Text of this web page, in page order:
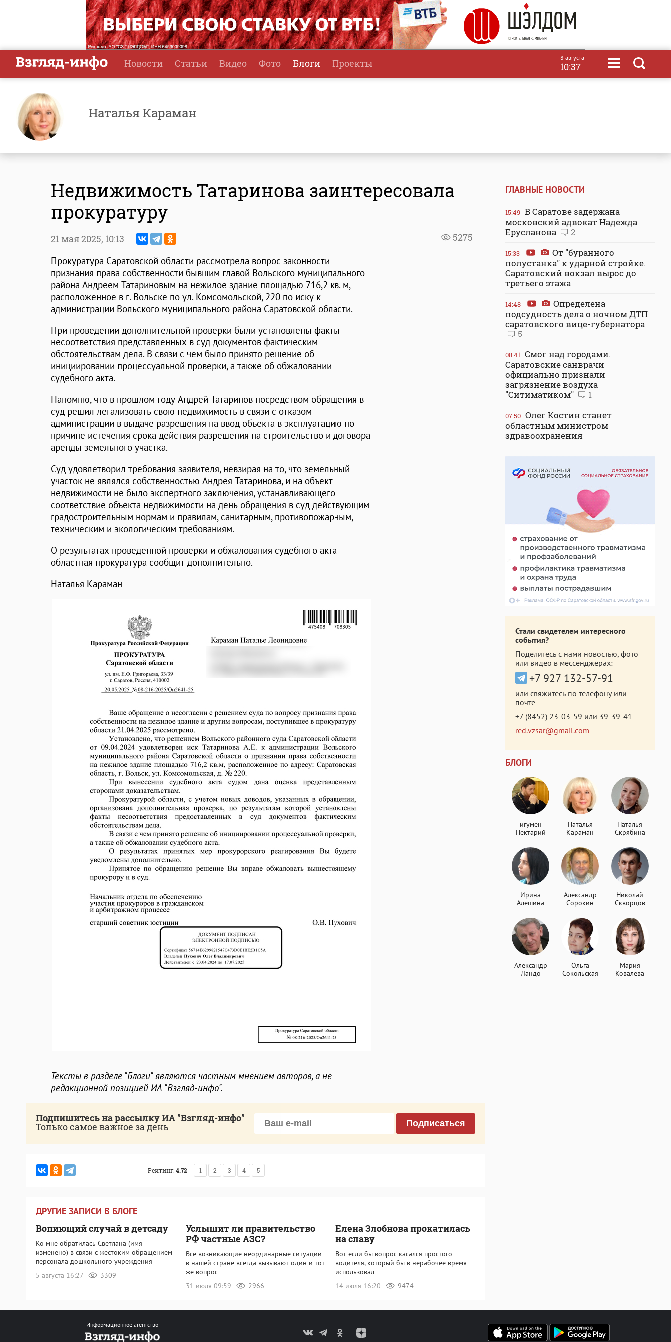
Новости Статьи Видео Фото Блоги Проекты 8 августа
10:37
Наталья Караман
Недвижимость Татаринова заинтересовала
прокуратуру
5275
21 мая 2025, 10:13
Прокуратура Саратовской области рассмотрела вопрос законности
признания права собственности бывшим главой Вольского муниципального
района Андреем Татариновым на нежилое здание площадью 716,2 кв. м,
расположенное в г. Вольске по ул. Комсомольской, 220 по иску к
администрации Вольского муниципального района Саратовской области.
При проведении дополнительной проверки были установлены факты
несоответствия представленных в суд документов фактическим
обстоятельствам дела. В связи с чем было принято решение об
инициировании процессуальной проверки, а также об обжаловании
судебного акта.
Напомню, что в прошлом году Андрей Татаринов посредством обращения в
суд решил легализовать свою недвижимость в связи с отказом
администрации в выдаче разрешения на ввод объекта в эксплуатацию по
причине истечения срока действия разрешения на строительство и договора
аренды земельного участка.
Суд удовлетворил требования заявителя, невзирая на то, что земельный
участок не являлся собственностью Андрея Татаринова, и на объект
недвижимости не было экспертного заключения, устанавливающего
соответствие объекта недвижимости на день обращения в суд действующим
градостроительным нормам и правилам, санитарным, противопожарным,
техническим и экологическим требованиям.
О результатах проведенной проверки и обжалования судебного акта
областная прокуратура сообщит дополнительно.
Наталья Караман
Тексты в разделе "Блоги" являются частным мнением авторов, а не
редакционной позицией ИА "Взгляд-инфо".
Подпишитесь на рассылку ИА "Взгляд-инфо"
Только самое важное за день Подписаться
Рейтинг:4.72 1 2 3 4 5
ДРУГИЕ ЗАПИСИ В БЛОГЕ
Вопиющий случай в детсаду
Ко мне обратилась Светлана (имя
изменено) в связи с жестоким обращением
персонала дошкольного учреждения
5 августа 16:27
3309
Услышит ли правительство
РФ частные АЗС?
Все возникающие неординарные ситуации
в нашей стране всегда вызывают один и тот
же вопрос
31 июля 09:59
2966
Елена Злобнова прокатилась
на славу
Вот если бы вопрос касался простого
водителя, который бы в нерабочее время
использовал
14 июля 16:20
9474
ГЛАВНЫЕ НОВОСТИ
15:49 В Саратове задержана
московский адвокат Надежда
Ерусланова
2
15:33
От "буранного
полустанка" к ударной стройке.
Саратовский вокзал вырос до
третьего этажа
14:48
Определена
подсудность дела о ночном ДТП
саратовского вице-губернатора
5
08:41 Смог над городами.
Саратовские санврачи
официально признали
загрязнение воздуха
"Ситиматиком"
1
07:50 Олег Костин станет
областным министром
здравоохранения
Стали свидетелем интересного
события?
Поделитесь с нами новостью, фото
или видео в мессенджерах:
+7 927 132-57-91
или свяжитесь по телефону или
почте
+7 (8452) 23-03-59 или 39-39-41
red.vzsar@gmail.com
БЛОГИ
игумен
Нектарий
Наталья
Караман
Наталья
Скрябина
Ирина
Алешина
Александр
Сорокин
Николай
Скворцов
Александр
Ландо
Ольга
Сокольская
Мария
Ковалева
Информационное агентство